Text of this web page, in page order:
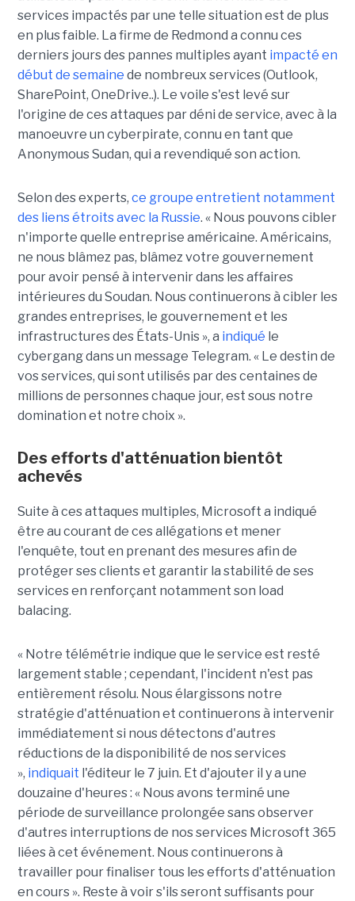
services impactés par une telle situation est de plus
en plus faible. La firme de Redmond a connu ces
derniers jours des pannes multiples ayant impacté en
début de semaine de nombreux services (Outlook,
SharePoint, OneDrive..). Le voile s'est levé sur
l'origine de ces attaques par déni de service, avec à la
manoeuvre un cyberpirate, connu en tant que
Anonymous Sudan, qui a revendiqué son action.
Selon des experts, ce groupe entretient notamment
des liens étroits avec la Russie. « Nous pouvons cibler
n'importe quelle entreprise américaine. Américains,
ne nous blâmez pas, blâmez votre gouvernement
pour avoir pensé à intervenir dans les affaires
intérieures du Soudan. Nous continuerons à cibler les
grandes entreprises, le gouvernement et les
infrastructures des États-Unis », a indiqué le
cybergang dans un message Telegram. « Le destin de
vos services, qui sont utilisés par des centaines de
millions de personnes chaque jour, est sous notre
domination et notre choix ».
Des efforts d'atténuation bientôt
achevés
Suite à ces attaques multiples, Microsoft a indiqué
être au courant de ces allégations et mener
l'enquête, tout en prenant des mesures afin de
protéger ses clients et garantir la stabilité de ses
services en renforçant notamment son load
balacing.
« Notre télémétrie indique que le service est resté
largement stable ; cependant, l'incident n'est pas
entièrement résolu. Nous élargissons notre
stratégie d'atténuation et continuerons à intervenir
immédiatement si nous détectons d'autres
réductions de la disponibilité de nos services
», indiquait l'éditeur le 7 juin. Et d'ajouter il y a une
douzaine d'heures : « Nous avons terminé une
période de surveillance prolongée sans observer
d'autres interruptions de nos services Microsoft 365
liées à cet événement. Nous continuerons à
travailler pour finaliser tous les efforts d'atténuation
en cours ». Reste à voir s'ils seront suffisants pour